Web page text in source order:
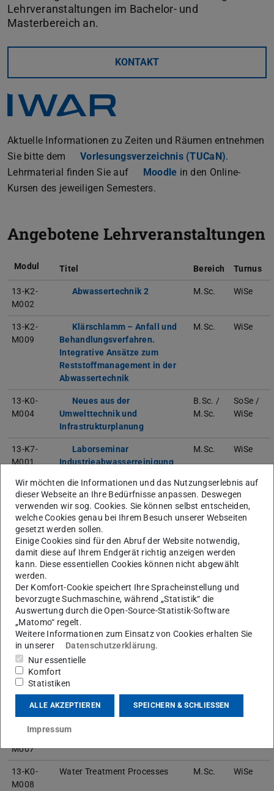
Lehrveranstaltungen im Bachelor- und
Masterbereich an.
KONTAKT
Aktuelle Informationen zu Zeiten und Räumen entnehmen
Sie bitte dem
Vorlesungsverzeichnis (TUCaN).
Lehrmaterial finden Sie auf
Moodle in den Online-
Kursen des jeweiligen Semesters.
Angebotene Lehrveranstaltungen
Modul Titel Bereich Turnus
13-K2-
M002
Abwassertechnik 2 M.Sc. WiSe
13-K2-
M009
Klärschlamm – Anfall und
Behandlungsverfahren.
Integrative Ansätze zum
Reststoffmanagement in der
Abwassertechnik
M.Sc. WiSe
13-K0-
M004
Neues aus der
Umwelttechnik und
Infrastrukturplanung
B.Sc. /
M.Sc.
SoSe /
WiSe
13-K7-
M001
Laborseminar
Industrieabwasserreinigung
M.Sc. WiSe
13-K0-
M002
Projektseminar
Kommunale Planung, Ver- und
Entsorgung
B.Sc. SoSe
13-K7-
M002
Grundlagen der
Verfahrenstechnik für Bau-
und Umweltingenieure
13-K2-
M003
Industrieabwasserreinigung
13-K2-
M004
Abwassertechnik 3 –
Planung, Bau und Betrieb von
Abwasserbehandlungsanlagen
M.Sc.
13-K2-
M010
Alternative
Sanitärkonzepte
13-K0-
Siedlungswasserwirtschaft I B.Sc.
13-K0-
M007
13-K0-
M008
Water Treatment Processes M.Sc. WiSe
Wir möchten die Informationen und das Nutzungserlebnis auf
dieser Webseite an Ihre Bedürfnisse anpassen. Deswegen
verwenden wir sog. Cookies. Sie können selbst entscheiden,
welche Cookies genau bei Ihrem Besuch unserer Webseiten
gesetzt werden sollen.
Einige Cookies sind für den Abruf der Website notwendig,
damit diese auf Ihrem Endgerät richtig anzeigen werden
kann. Diese essentiellen Cookies können nicht abgewählt
werden.
Der Komfort-Cookie speichert Ihre Spracheinstellung und
bevorzugte Suchmaschine, während „Statistik“ die
Auswertung durch die Open-Source-Statistik-Software
„Matomo“ regelt.
Weitere Informationen zum Einsatz von Cookies erhalten Sie
in unserer
Datenschutzerklärung.
Nur essentielle
Komfort
Statistiken
ALLE AKZEPTIEREN SPEICHERN & SCHLIESSEN
Impressum